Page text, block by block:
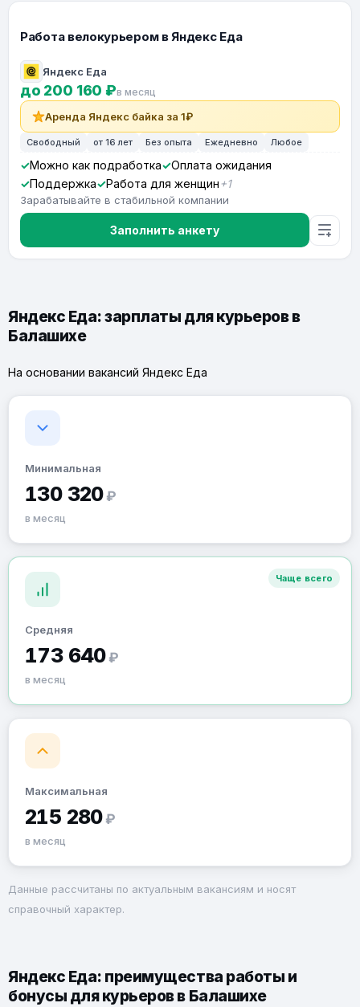
Работа велокурьером в Яндекс Еда
Яндекс Еда
до 200 160 ₽в месяц
Аренда Яндекс байка за 1₽
Свободный от 16 лет Без опыта Ежедневно Любое
Можно как подработка
Оплата ожидания
Поддержка
Работа для женщин +1
Зарабатывайте в стабильной компании
Заполнить анкету
Яндекс Еда: зарплаты для курьеров в
Балашихе
На основании вакансий Яндекс Еда
Минимальная
130 320 ₽
в месяц
Чаще всего
Средняя
173 640 ₽
в месяц
Максимальная
215 280 ₽
в месяц
Данные рассчитаны по актуальным вакансиям и носят
справочный характер.
Яндекс Еда: преимущества работы и
бонусы для курьеров в Балашихе